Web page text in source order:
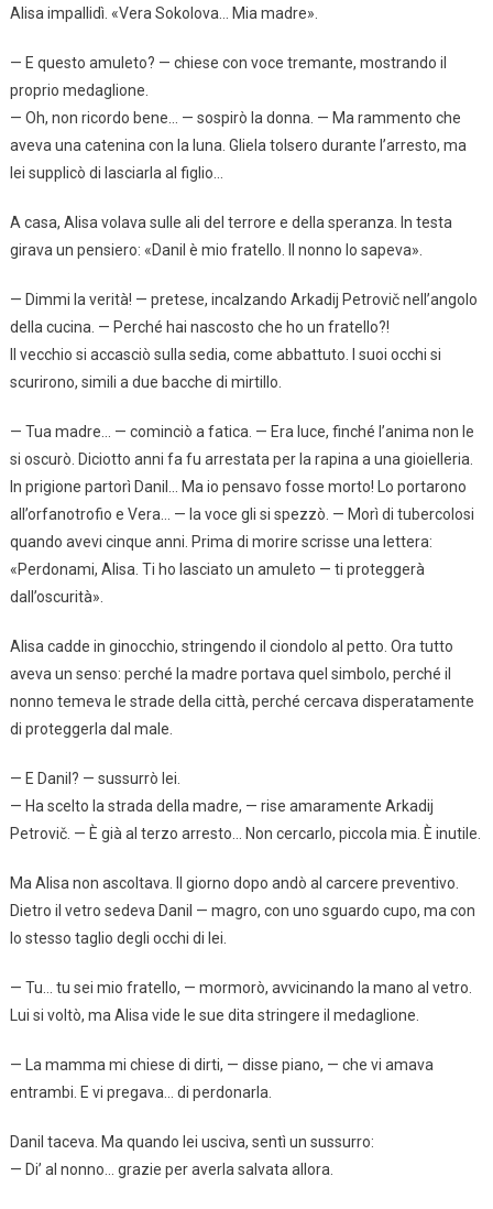
Alisa impallidì. «Vera Sokolova… Mia madre».
— E questo amuleto? — chiese con voce tremante, mostrando il
proprio medaglione.
— Oh, non ricordo bene… — sospirò la donna. — Ma rammento che
aveva una catenina con la luna. Gliela tolsero durante l’arresto, ma
lei supplicò di lasciarla al figlio…
A casa, Alisa volava sulle ali del terrore e della speranza. In testa
girava un pensiero: «Danil è mio fratello. Il nonno lo sapeva».
— Dimmi la verità! — pretese, incalzando Arkadij Petrovič nell’angolo
della cucina. — Perché hai nascosto che ho un fratello?!
Il vecchio si accasciò sulla sedia, come abbattuto. I suoi occhi si
scurirono, simili a due bacche di mirtillo.
— Tua madre… — cominciò a fatica. — Era luce, finché l’anima non le
si oscurò. Diciotto anni fa fu arrestata per la rapina a una gioielleria.
In prigione partorì Danil… Ma io pensavo fosse morto! Lo portarono
all’orfanotrofio e Vera… — la voce gli si spezzò. — Morì di tubercolosi
quando avevi cinque anni. Prima di morire scrisse una lettera:
«Perdonami, Alisa. Ti ho lasciato un amuleto — ti proteggerà
dall’oscurità».
Alisa cadde in ginocchio, stringendo il ciondolo al petto. Ora tutto
aveva un senso: perché la madre portava quel simbolo, perché il
nonno temeva le strade della città, perché cercava disperatamente
di proteggerla dal male.
— E Danil? — sussurrò lei.
— Ha scelto la strada della madre, — rise amaramente Arkadij
Petrovič. — È già al terzo arresto… Non cercarlo, piccola mia. È inutile.
Ma Alisa non ascoltava. Il giorno dopo andò al carcere preventivo.
Dietro il vetro sedeva Danil — magro, con uno sguardo cupo, ma con
lo stesso taglio degli occhi di lei.
— Tu… tu sei mio fratello, — mormorò, avvicinando la mano al vetro.
Lui si voltò, ma Alisa vide le sue dita stringere il medaglione.
— La mamma mi chiese di dirti, — disse piano, — che vi amava
entrambi. E vi pregava… di perdonarla.
Danil taceva. Ma quando lei usciva, sentì un sussurro:
— Di’ al nonno… grazie per averla salvata allora.